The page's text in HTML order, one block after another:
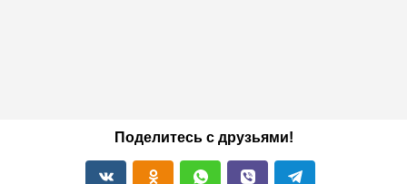
Поделитесь с друзьями!